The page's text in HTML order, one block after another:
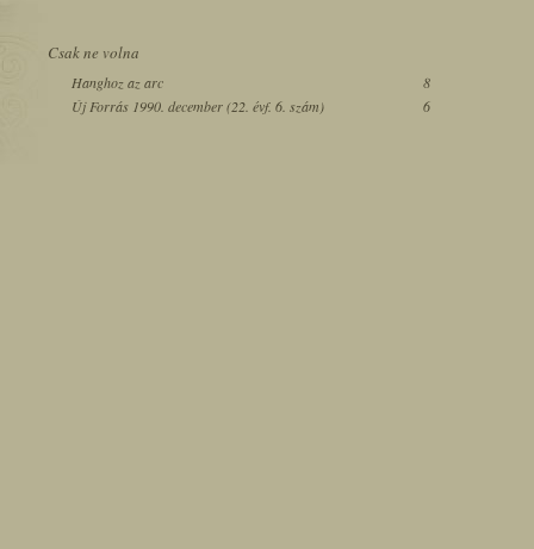
Csak ne volna
Hanghoz az arc
8
Új Forrás 1990. december (22. évf. 6. szám)
6